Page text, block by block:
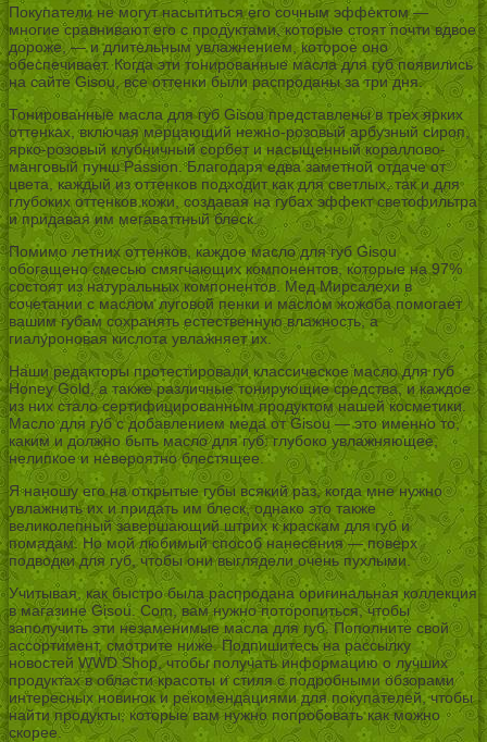
Покупатели не могут насытиться его сочным эффектом —
многие сравнивают его с продуктами, которые стоят почти вдвое
дороже, — и длительным увлажнением, которое оно
обеспечивает. Когда эти тонированные масла для губ появились
на сайте Gisou, все оттенки были распроданы за три дня.
Тонированные масла для губ Gisou представлены в трех ярких
оттенках, включая мерцающий нежно-розовый арбузный сироп,
ярко-розовый клубничный сорбет и насыщенный кораллово-
манговый пунш Passion. Благодаря едва заметной отдаче от
цвета, каждый из оттенков подходит как для светлых, так и для
глубоких оттенков кожи, создавая на губах эффект светофильтра
и придавая им мегаваттный блеск.
Помимо летних оттенков, каждое масло для губ Gisou
обогащено смесью смягчающих компонентов, которые на 97%
состоят из натуральных компонентов. Мед Мирсалехи в
сочетании с маслом луговой пенки и маслом жожоба помогает
вашим губам сохранять естественную влажность, а
гиалуроновая кислота увлажняет их.
Наши редакторы протестировали классическое масло для губ
Honey Gold, а также различные тонирующие средства, и каждое
из них стало сертифицированным продуктом нашей косметики.
Масло для губ с добавлением меда от Gisou — это именно то,
каким и должно быть масло для губ: глубоко увлажняющее,
нелипкое и невероятно блестящее.
Я наношу его на открытые губы всякий раз, когда мне нужно
увлажнить их и придать им блеск, однако это также
великолепный завершающий штрих к краскам для губ и
помадам. Но мой любимый способ нанесения — поверх
подводки для губ, чтобы они выглядели очень пухлыми.
Учитывая, как быстро была распродана оригинальная коллекция
в магазине Gisou. Com, вам нужно поторопиться, чтобы
заполучить эти незаменимые масла для губ. Пополните свой
ассортимент, смотрите ниже. Подпишитесь на рассылку
новостей WWD Shop, чтобы получать информацию о лучших
продуктах в области красоты и стиля с подробными обзорами
интересных новинок и рекомендациями для покупателей, чтобы
найти продукты, которые вам нужно попробовать как можно
скорее.